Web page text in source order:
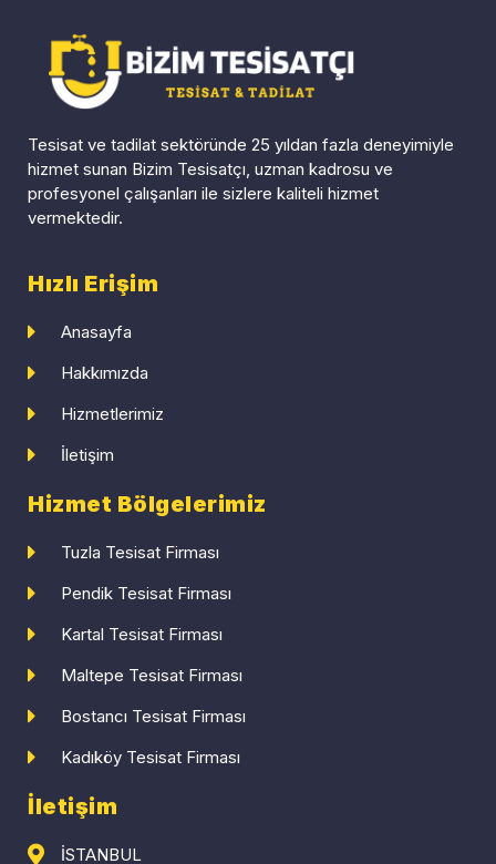
Tesisat ve tadilat sektöründe 25 yıldan fazla deneyimiyle
hizmet sunan Bizim Tesisatçı, uzman kadrosu ve
profesyonel çalışanları ile sizlere kaliteli hizmet
vermektedir.
Hızlı Erişim
Anasayfa
Hakkımızda
Hizmetlerimiz
İletişim
Hizmet Bölgelerimiz
Tuzla Tesisat Firması
Pendik Tesisat Firması
Kartal Tesisat Firması
Maltepe Tesisat Firması
Bostancı Tesisat Firması
Kadıköy Tesisat Firması
İletişim
İSTANBUL